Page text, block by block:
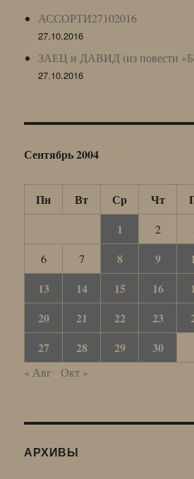
АССОРТИ27102016
27.10.2016
ЗАЕЦ и ДАВИД (из повести
27.10.2016
Сентябрь 2004
Пн Вт Ср Чт
1
2
6
7 8 9
13
14 15 16
20
21 22 23
27
28 29 30
« Авг Окт »
АРХИВЫ